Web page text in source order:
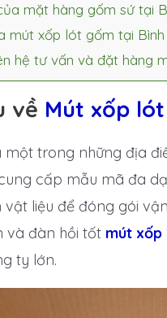
mặt hàng gốm sứ tại
mút xốp lót gốm tại
hệ tư vấn và đặt hàng
về Mút xốp
một trong những địa
cấp mẫu mã đa
vật liệu để đóng gói
và đàn hồi tốt mút xốp
ty lớn.